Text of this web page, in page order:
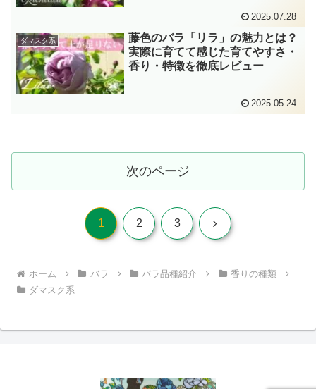
2025.07.28
ダマスク系
藤色のバラ「リラ」の魅力とは？
実際に育てて感じた育てやすさ・
香り・特徴を徹底レビュー
2025.05.24
次のページ
1 2 3 次
ホーム バラ バラ品種紹介
香りの種類
ダマスク系